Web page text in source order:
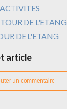
DE L'ETANG
article
un commentaire